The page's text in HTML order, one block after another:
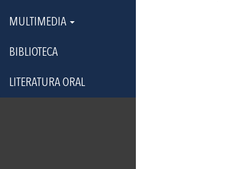
MULTIMEDIA
BIBLIOTECA
LITERATURA ORAL